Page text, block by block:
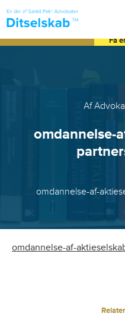
Af
omdannelse-
omdannelse-af-
Få
omdannelse-af-